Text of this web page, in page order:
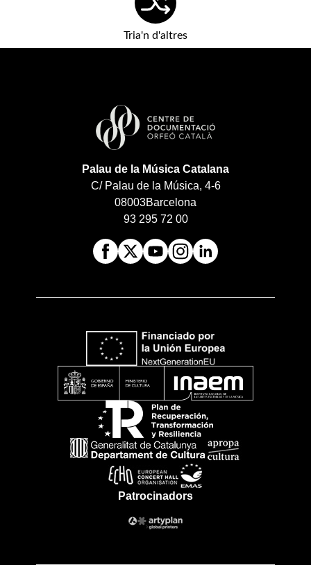
Tria'n d'altres
Palau de la Música Catalana
C/ Palau de la Música, 4-6
08003Barcelona
93 295 72 00
Patrocinadors